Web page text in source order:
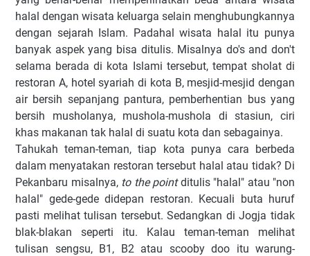
halal dengan wisata keluarga selain menghubungkannya
dengan sejarah Islam. Padahal wisata halal itu punya
banyak aspek yang bisa ditulis. Misalnya do's and don't
selama berada di kota Islami tersebut, tempat sholat di
restoran A, hotel syariah di kota B, mesjid-mesjid dengan
air bersih sepanjang pantura, pemberhentian bus yang
bersih musholanya, mushola-mushola di stasiun, ciri
khas makanan tak halal di suatu kota dan sebagainya.
Tahukah teman-teman, tiap kota punya cara berbeda
dalam menyatakan restoran tersebut halal atau tidak? Di
Pekanbaru misalnya, to the pointditulis "halal" atau "non
halal" gede-gede didepan restoran. Kecuali buta huruf
pasti melihat tulisan tersebut. Sedangkan di Jogja tidak
blak-blakan seperti itu. Kalau teman-teman melihat
tulisan sengsu, B1, B2 atau scooby doo itu warung-